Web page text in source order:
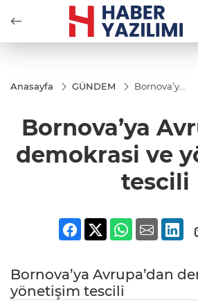
Anasayfa GÜNDEM
Bornova’ya
yönetişim
Bornova’ya
demokrasi ve
tescili
Bornova’ya Avrupa’dan
yönetişim tescili